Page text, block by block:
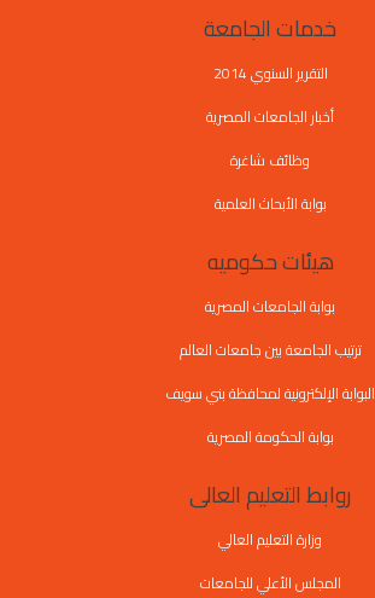
خدمات الجامعة
التقرير السنوي 2014
أخبار الجامعات المصرية
وظائف شاغرة
بوابة الأبحاث العلمية
هيئات حكوميه
بوابة الجامعات المصرية
ترتيب الجامعة بين جامعات العالم
البوابة الإلكترونية لمحافظة بني سويف
بوابة الحكومة المصرية
روابط التعليم العالى
وزارة التعليم العالي
المجلس الأعلي للجامعات